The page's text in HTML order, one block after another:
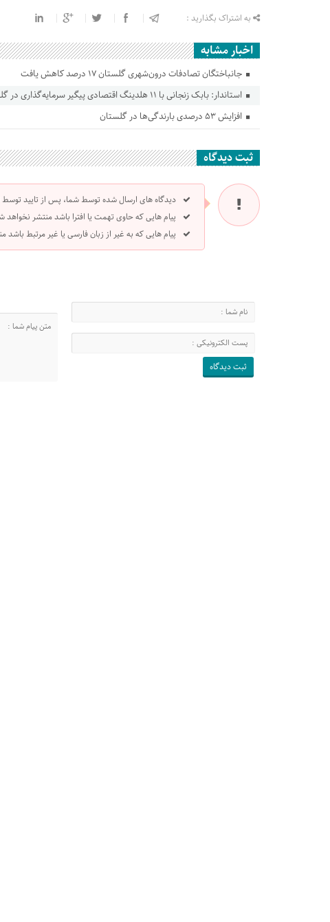
به اشتراک بگذارید :
اخبار مشابه
جانباختگان تصادفات درون‌شهری گلستان ۱۷ درصد کاهش یافت
استاندار: بابک زنجانی با ۱۱ هلدینگ اقتصادی پیگیر سرمایه‌گذاری در گلستان است
افزایش ۵۳ درصدی بارندگی‌ها در گلستان
ثبت دیدگاه
دیدگاه های ارسال شده توسط شما، پس از تایید
پیام هایی که حاوی تهمت یا افترا باشد منتشر نخواهد
پیام هایی که به غیر از زبان فارسی یا غیر مرتبط